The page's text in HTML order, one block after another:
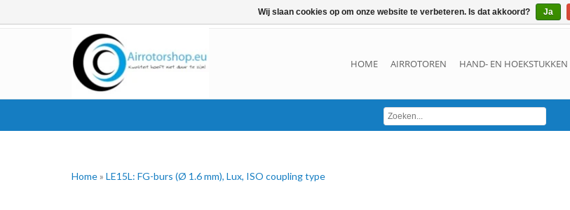
HOME AIRROTOREN HAND- EN HOEKSTUKKEN
Home» LE15L: FG-burs (Ø 1.6 mm), Lux, ISO coupling type
Wij slaan cookies op om onze website te verbeteren. Is dat akkoord? Ja